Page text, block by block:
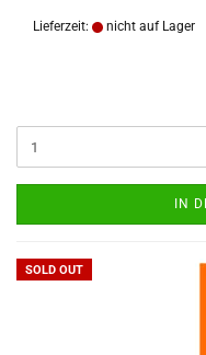
Lieferzeit: nicht auf Lager
IN
SOLD OUT